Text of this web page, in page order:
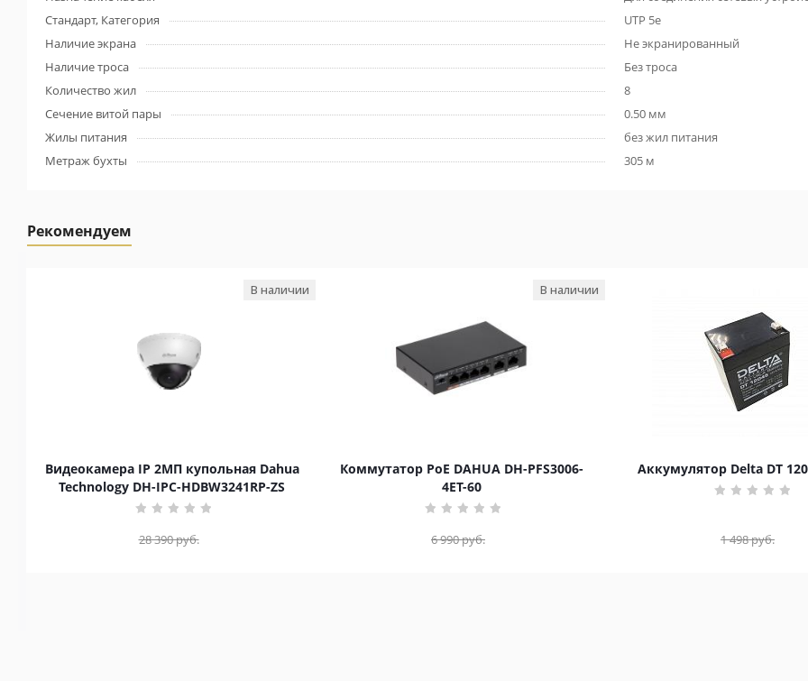
Стандарт, Категория
UTP 5e
Наличие экрана
Не экранированный
Наличие троса
Без троса
Количество жил
8
Сечение витой пары
0.50 мм
Жилы питания
без жил питания
Метраж бухты
305 м
Рекомендуем
Видеокамера IP 2МП купольная Dahua
Technology DH-IPC-HDBW3241RP-ZS
В наличии
28 390руб.
Коммутатор PoE DAHUA DH-PFS3006-
4ET-60
В наличии
6 990руб.
Аккумулятор Delta DT
1 498руб.